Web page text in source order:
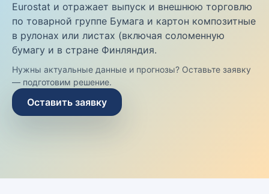
Eurostat и отражает выпуск и внешнюю торговлю
по товарной группе Бумага и картон композитные
в рулонах или листах (включая соломенную
бумагу и в стране Финляндия.
Нужны актуальные данные и прогнозы? Оставьте заявку
— подготовим решение.
Оставить заявку